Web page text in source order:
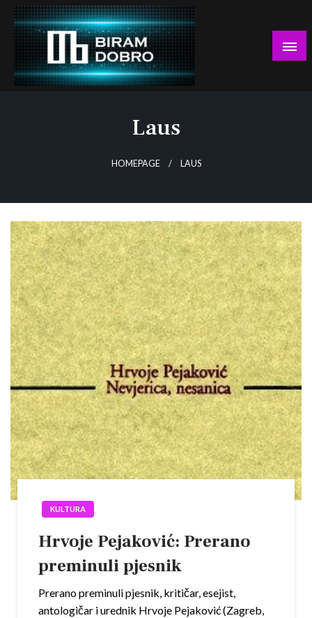
Skip
content
Laus
HOMEPAGE LAUS
KULTURA
Hrvoje Pejaković: Prerano
preminuli pjesnik
Prerano preminuli pjesnik, kritičar, esejist,
antologičar i urednik Hrvoje Pejaković (Zagreb,